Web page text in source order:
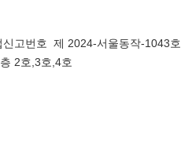
신고번호 제 2024-서울동작-1043호
2호,3호,4호